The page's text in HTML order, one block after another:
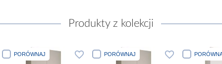
Produkty z kolekcji
PORÓWNAJ PORÓWNAJ